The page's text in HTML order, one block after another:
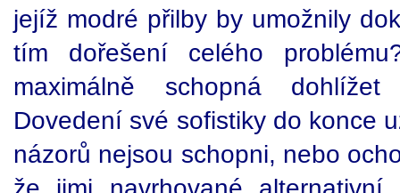
jejíž modré přilby by umožnily
tím dořešení celého
maximálně schopná
Dovedení své sofistiky do konce
názorů nejsou schopni, nebo